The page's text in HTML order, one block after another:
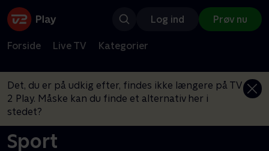
Log ind Prøv nu
Forside Live TV Kategorier
Det, du er på udkig efter, findes ikke længere på TV
2 Play. Måske kan du finde et alternativ her i
stedet?
Sport